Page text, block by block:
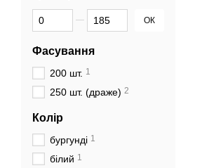
Від Ціна, грн
До Ціна, грн ОК
Фасування
200 шт. 1
250 шт. (драже) 2
Колір
бургунді 1
білий 1